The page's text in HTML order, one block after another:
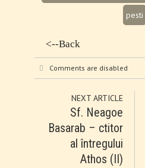
pesti
<--Back
Comments are disabled
NEXT ARTICLE
Sf. Neagoe
Basarab – ctitor
al întregului
Athos (II)